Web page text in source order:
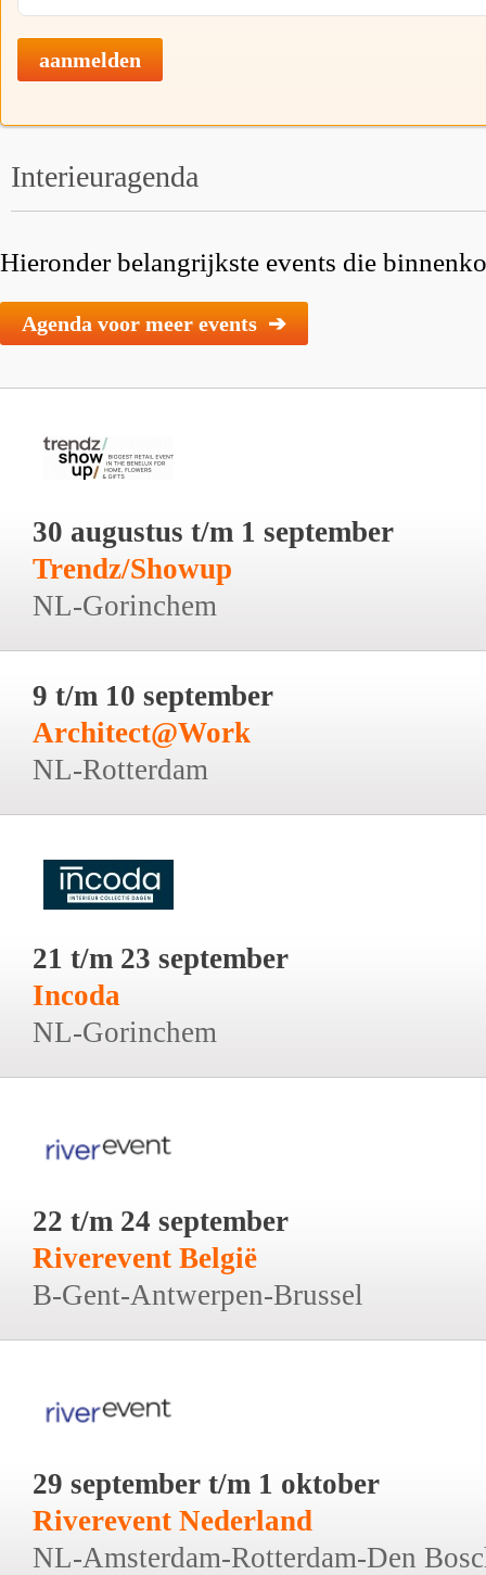
aanmelden
Interieuragenda
Hieronder belangrijkste events die
Agenda voor meer events ➔
30 augustus t/m 1 september
Trendz/Showup
NL-Gorinchem
9 t/m 10 september
Architect@Work
NL-Rotterdam
21 t/m 23 september
Incoda
NL-Gorinchem
22 t/m 24 september
Riverevent België
B-Gent-Antwerpen-Brussel
29 september t/m 1 oktober
Riverevent Nederland
NL-Amsterdam-Rotterdam-Den